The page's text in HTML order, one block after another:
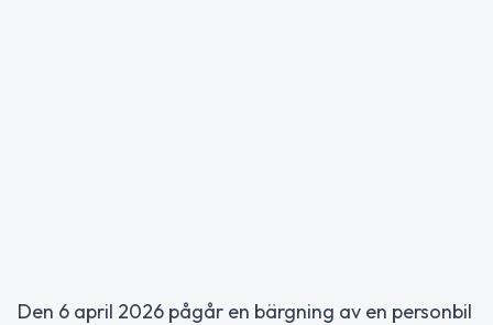
Den 6 april 2026 pågår en bärgning av en personbil